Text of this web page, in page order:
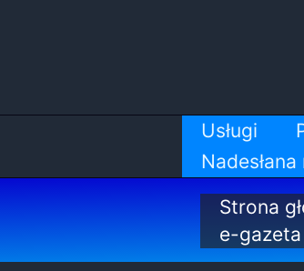
Usługi
Strona
e-gazeta